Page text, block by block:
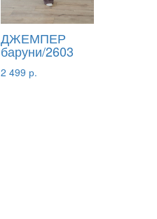
ДЖЕМПЕР
баруни/2603
2 499 р.